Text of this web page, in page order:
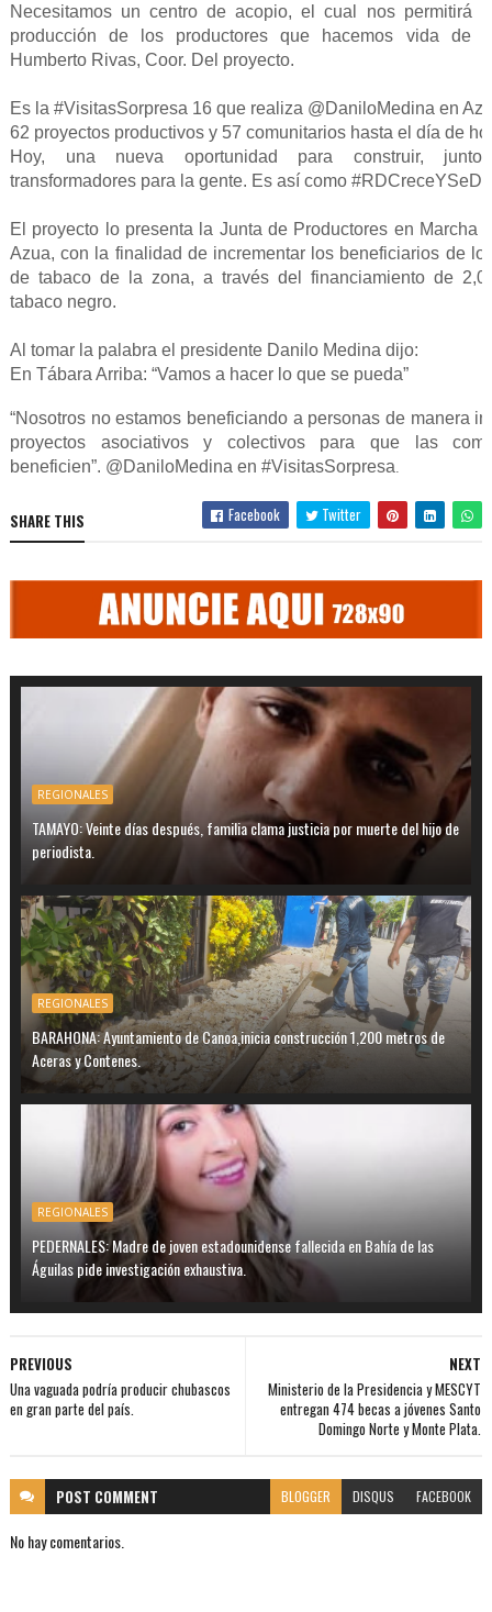
Necesitamos un centro de acopio, el cual nos permitirá
producción de los productores que hacemos vida de
Humberto Rivas, Coor. Del proyecto.
Es la #VisitasSorpresa 16 que realiza @DaniloMedina en
62 proyectos productivos y 57 comunitarios hasta el día de
Hoy, una nueva oportunidad para construir,
transformadores para la gente. Es así como
El proyecto lo presenta la Junta de Productores en Marcha
Azua, con la finalidad de incrementar los beneficiarios de
de tabaco de la zona, a través del financiamiento de
tabaco negro.
Al tomar la palabra el presidente Danilo Medina dijo:
En Tábara Arriba: “Vamos a hacer lo que se pueda”
“Nosotros no estamos beneficiando a personas de manera
proyectos asociativos y colectivos para que las
beneficien”. @DaniloMedina en #VisitasSorpresa
SHARE THIS Facebook Twitter
REGIONALES
TAMAYO: Veinte días después, familia clama justicia por muerte del hijo de
periodista.
REGIONALES
BARAHONA: Ayuntamiento de Canoa,inicia construcción 1,200 metros de
Aceras y Contenes.
REGIONALES
PEDERNALES: Madre de joven estadounidense fallecida en Bahía de las
Águilas pide investigación exhaustiva.
NEXT
Ministerio de la Presidencia y MESCYT
entregan 474 becas a jóvenes Santo
Domingo Norte y Monte Plata.
PREVIOUS
Una vaguada podría producir chubascos
en gran parte del país.
POST COMMENT BLOGGER DISQUS FACEBOOK
No hay comentarios.